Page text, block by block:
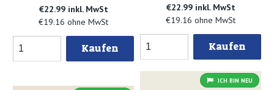
€22.99 inkl. MwSt
€19.16 ohne MwSt
Kaufen
€22.99 inkl. MwSt
€19.16 ohne MwSt
Kaufen
ICH BIN NEU